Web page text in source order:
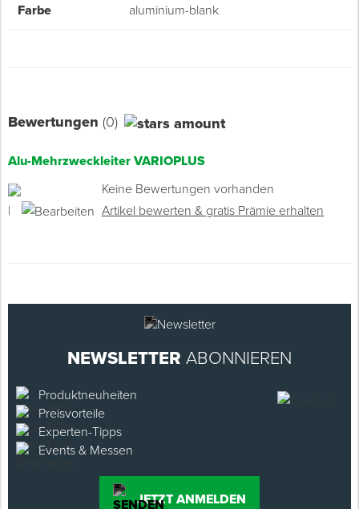
Farbe aluminium-blank
Bewertungen (0)
Alu-Mehrzweckleiter VARIOPLUS
Keine Bewertungen vorhanden
|
Artikel bewerten & gratis Prämie erhalten
NEWSLETTER ABONNIEREN
Produktneuheiten
Preisvorteile
Experten-Tipps
Events & Messen
JETZT ANMELDEN